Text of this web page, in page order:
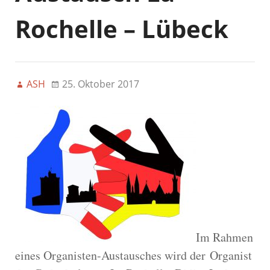
Rochelle – Lübeck
ASH 25. Oktober 2017
Im Rahmen
eines Organisten-Austausches wird der Organist